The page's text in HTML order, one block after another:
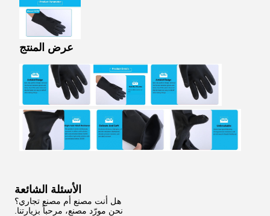
عرض المنتج
الأسئلة الشائعة
هل أنت مصنع أم مصنع تجاري؟
نحن مورّد مصنع، مرحباً بزيارتنا.